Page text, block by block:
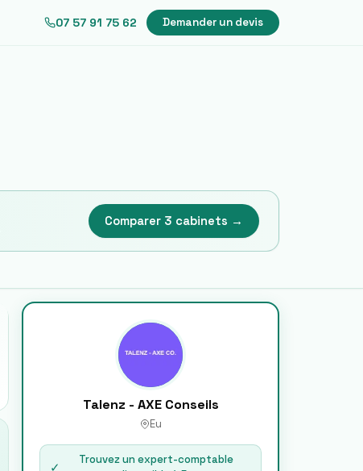
07 57 91 75 62 Demander un devis
Comparer 3 cabinets →
Talenz - AXE Conseils
Eu
✓
Trouvez un expert-comptable